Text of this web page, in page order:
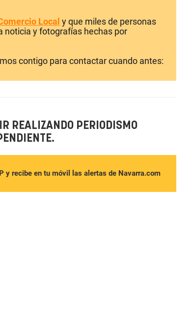
Local y que miles de personas
noticia y fotografías hechas por
contigo para contactar cuando antes:
REALIZANDO PERIODISMO
y recibe en tu móvil las alertas de Navarra.com